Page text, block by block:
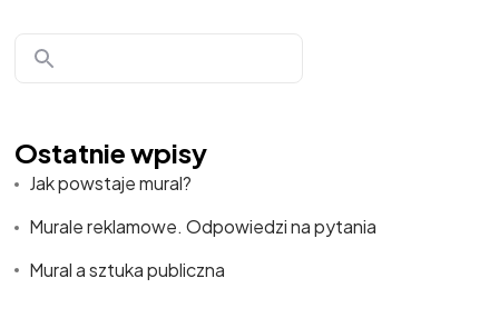
Ostatnie wpisy
Jak powstaje mural?
Murale reklamowe. Odpowiedzi na pytania
Mural a sztuka publiczna